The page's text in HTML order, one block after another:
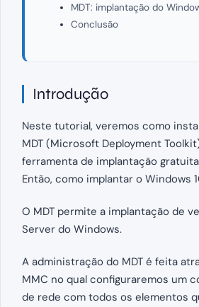
MDT: implantação do
Conclusão
Introdução
Neste tutorial, veremos como
MDT (Microsoft Deployment
ferramenta de implantação
Então, como implantar o Windows
O MDT permite a implantação de
Server do Windows.
A administração do MDT é feita
MMC no qual configuraremos um
de rede com todos os elementos